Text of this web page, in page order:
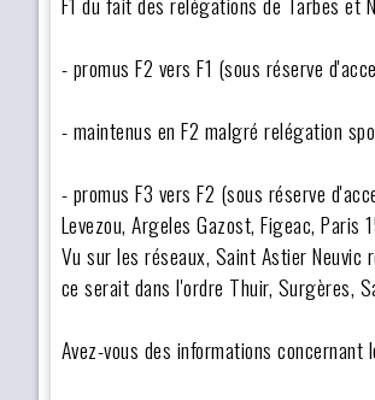
- promus F2 vers F1 (sous réserve
- maintenus en F2 malgré relégation
- promus F3 vers F2 (sous réserve
Levezou, Argeles Gazost, Figeac, Paris
Vu sur les réseaux, Saint Astier
ce serait dans l'ordre Thuir, Surgères,
Avez-vous des informations concernant